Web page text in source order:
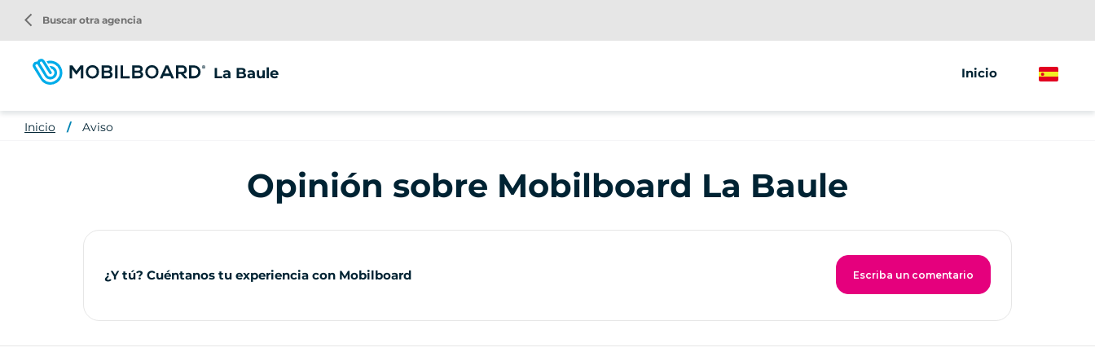
contenido
principal
La Baule Inicio
arrow_back_ios Buscar otra agencia
Spanish
Inicio Aviso
Opinión sobre Mobilboard La Baule
¿Y tú? Cuéntanos tu experiencia con Mobilboard Escriba un comentario